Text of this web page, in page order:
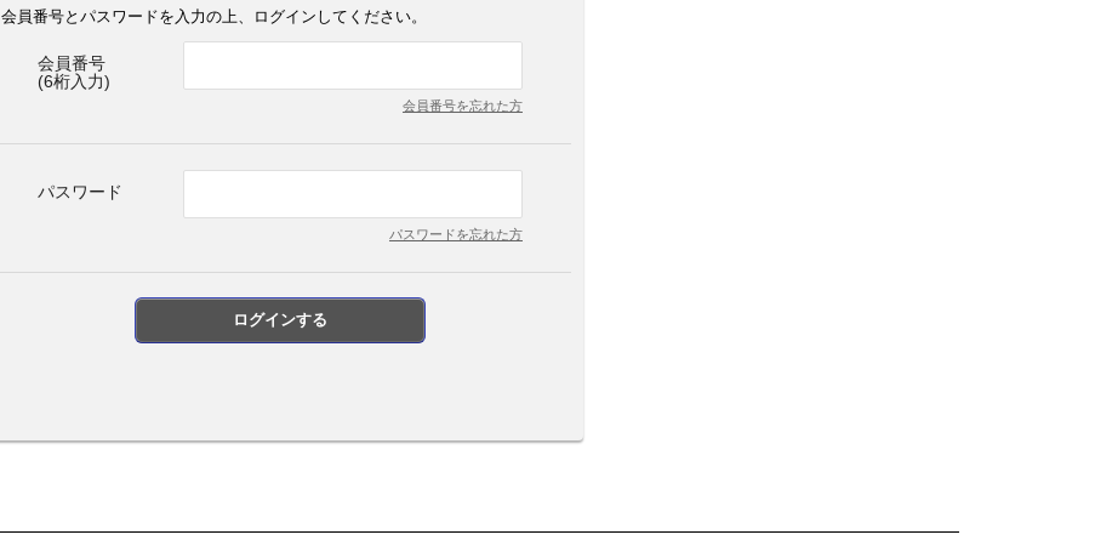
会員番号とパスワードを入力の上、ログインしてください。
会員番号
(6桁入力)
会員番号を忘れた方
パスワード
パスワードを忘れた方